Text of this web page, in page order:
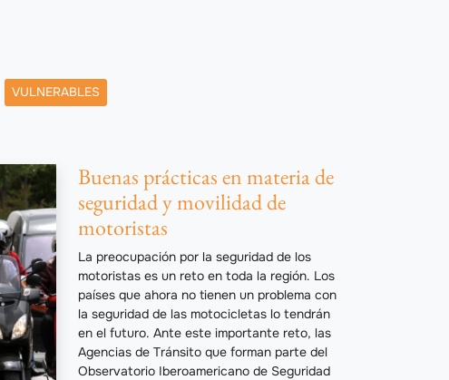
VULNERABLES
Buenas prácticas en materia de
seguridad y movilidad de
motoristas
La preocupación por la seguridad de los
motoristas es un reto en toda la región. Los
países que ahora no tienen un problema con
la seguridad de las motocicletas lo tendrán
en el futuro. Ante este importante reto, las
Agencias de Tránsito que forman parte del
Observatorio Iberoamericano de Seguridad